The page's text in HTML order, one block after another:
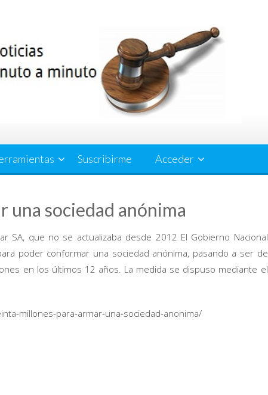
Suscribirme Acceder
una sociedad anónima
SA, que no se actualizaba desde 2012 El Gobierno Nacional
poder conformar una sociedad anónima, pasando a ser de
en los últimos 12 años. La medida se dispuso mediante el
millones-para-armar-una-sociedad-anonima/